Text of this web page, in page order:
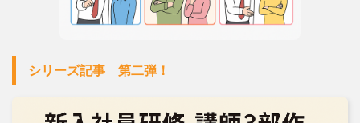
シリーズ記事 第二弾！